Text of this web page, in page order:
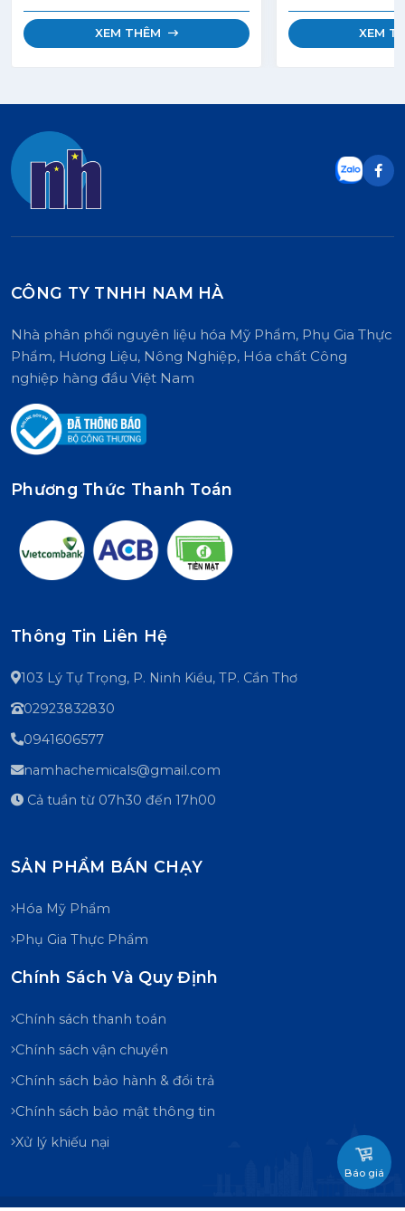
đầy đủ.
XEM THÊM
(MB) theo tiêu
bàn tròn về Dầu
(RSPO). Sản phẩm này có thành
sáp này có màu
cứng và giòn.
nó được thiết kế
XEM
CÔNG TY TNHH NAM HÀ
Nhà phân phối nguyên liệu hóa Mỹ Phẩm, Phụ Gia Thực
Phẩm, Hương Liệu, Nông Nghiệp, Hóa chất Công
nghiệp hàng đầu Việt Nam
Phương Thức Thanh Toán
Thông Tin Liên Hệ
103 Lý Tự Trọng, P. Ninh Kiều, TP. Cần Thơ
02923832830
0941606577
namhachemicals@gmail.com
Cả tuần từ 07h30 đến 17h00
SẢN PHẨM BÁN CHẠY
Hóa Mỹ Phẩm
Phụ Gia Thực Phẩm
Chính Sách Và Quy Định
Chính sách thanh toán
Chính sách vận chuyển
Chính sách bảo hành & đổi trả
Chính sách bảo mật thông tin
Xử lý khiếu nại
Báo giá